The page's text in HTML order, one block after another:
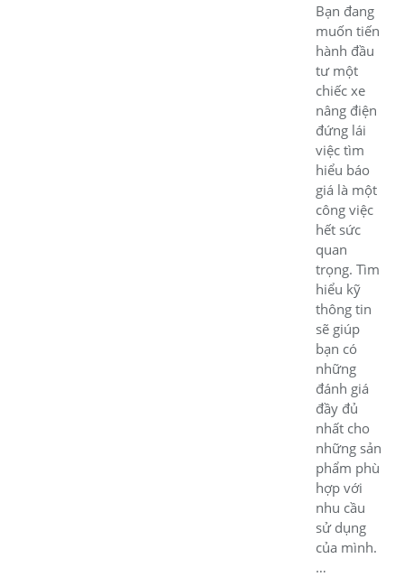
Bạn đang
muốn tiến
hành đầu
tư một
chiếc xe
nâng điện
đứng lái
việc tìm
hiểu báo
giá là một
công việc
hết sức
quan
trọng. Tìm
hiểu kỹ
thông tin
sẽ giúp
bạn có
những
đánh giá
đầy đủ
nhất cho
những sản
phẩm phù
hợp với
nhu cầu
sử dụng
của mình.
…